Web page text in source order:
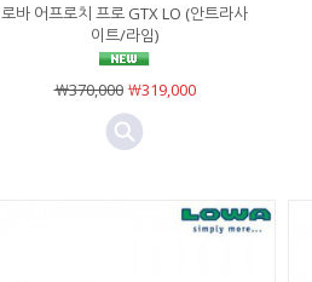
로바 어프로치 프로 GTX LO (안트라사
이트/라임)
￦370,000￦319,000